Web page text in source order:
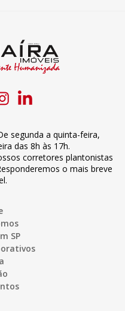
segunda a quinta-feira,
das 8h às 17h.
corretores plantonistas
o mais breve
SP